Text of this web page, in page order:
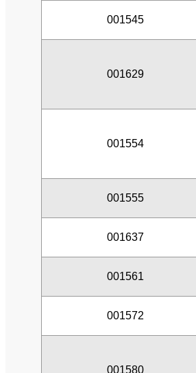
001545
001629
001554
001555
001637
001561
001572
001580